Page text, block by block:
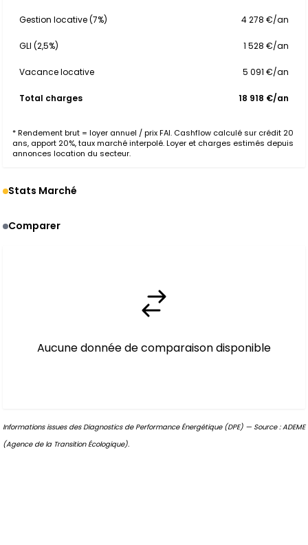
Gestion locative (7%) 4 278 €/an
GLI (2,5%) 1 528 €/an
Vacance locative 5 091 €/an
Total charges 18 918 €/an
* Rendement brut = loyer annuel / prix FAI. Cashflow calculé sur crédit 20
ans, apport 20%, taux marché interpolé. Loyer et charges estimés depuis
annonces location du secteur.
Stats Marché
Comparer
Aucune donnée de comparaison disponible
Informations issues des Diagnostics de Performance Énergétique (DPE) — Source : ADEME
(Agence de la Transition Écologique).